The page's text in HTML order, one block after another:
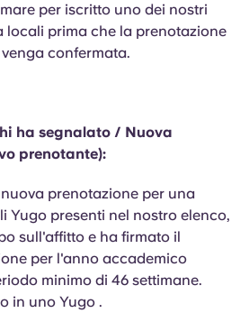
Català
Italian
Portuguese
per iscritto uno dei nostri
locali prima che la prenotazione
confermata.
ha segnalato / Nuova
prenotante):
prenotazione per una
Yugo presenti nel nostro elenco,
sull'affitto e ha firmato il
per l'anno accademico
minimo di 46 settimane.
in uno Yugo .